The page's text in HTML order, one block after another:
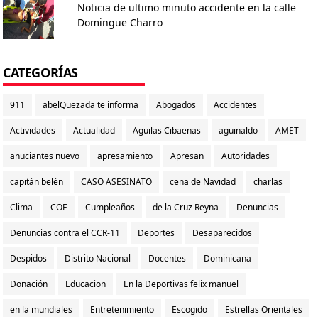
Noticia de ultimo minuto accidente en la calle
Domingue Charro
CATEGORÍAS
911 abelQuezada te informa Abogados Accidentes
Actividades Actualidad Aguilas Cibaenas aguinaldo AMET
anuciantes nuevo apresamiento Apresan Autoridades
capitán belén CASO ASESINATO cena de Navidad charlas
Clima COE Cumpleaños de la Cruz Reyna Denuncias
Denuncias contra el CCR-11 Deportes Desaparecidos
Despidos Distrito Nacional Docentes Dominicana
Donación Educacion En la Deportivas felix manuel
en la mundiales Entretenimiento Escogido Estrellas Orientales